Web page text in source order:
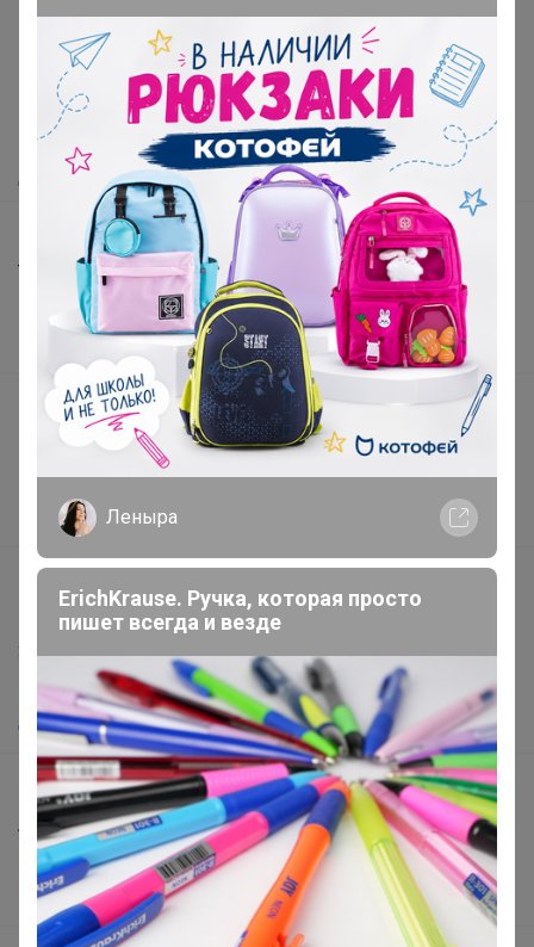
Как здесь все устроено?
Как сделать заказ?
Как получить?
Доставка
Шоурумы
Торговые марки
Наша команда
Подарочные сертификаты
Реклама на сайте
Поставщикам
Вакансии
support@24-ok.ru
Написать в поддержку
Защита покупателя
Помощь
О нас
Все предложения
Анонсы
Новости
Поддержка альпак
Леныра
ErichKrause. Ручка, которая просто
пишет всегда и везде